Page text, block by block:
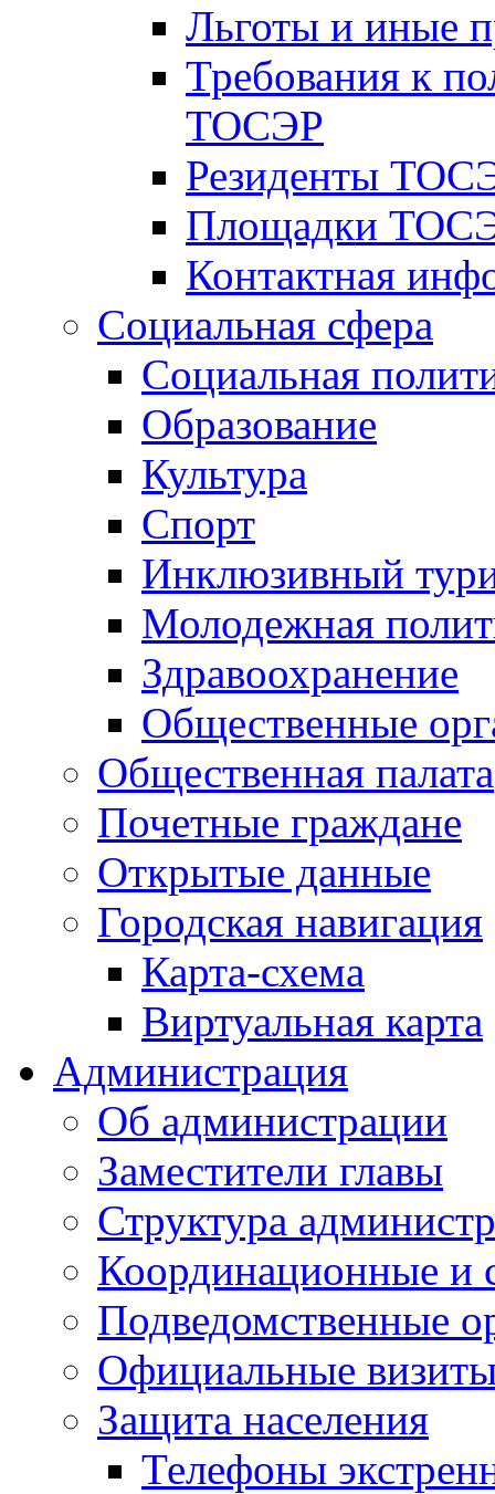
Льготы и иные
Требования к
ТОСЭР
Резиденты
Площадки
Контактная
Социальная сфера
Социальная
Образование
Культура
Спорт
Инклюзивный
Молодежная
Здравоохранение
Общественные
Общественная палата
Почетные граждане
Открытые данные
Городская навигация
Карта-схема
Виртуальная карта
Администрация
Об администрации
Заместители главы
Структура
Координационные и
Подведомственные
Официальные
Защита населения
Телефоны